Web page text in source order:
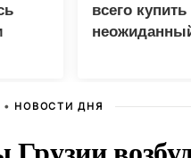
всего
НОВОСТИ ДНЯ